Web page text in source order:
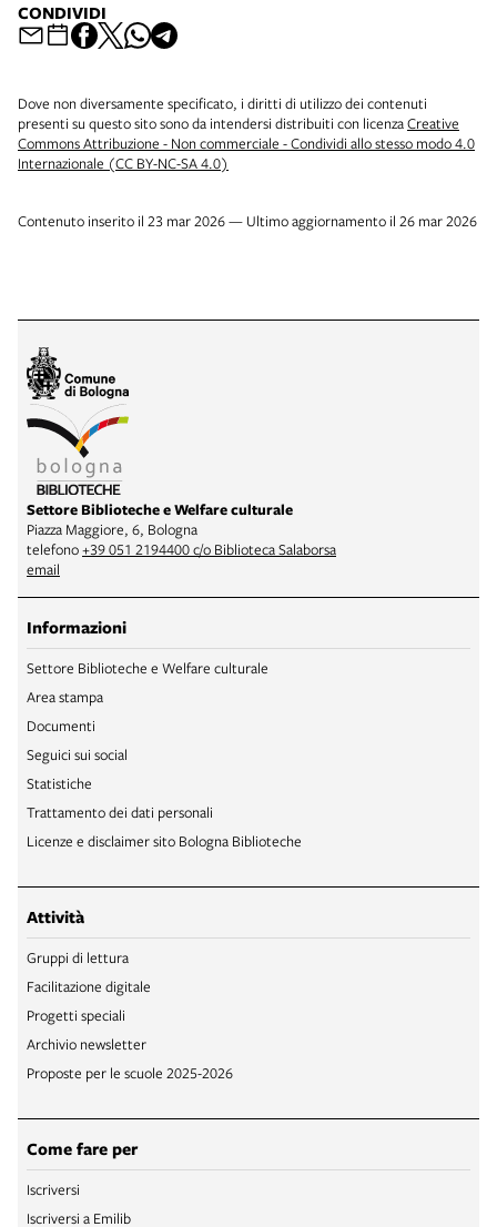
CONDIVIDI
Dove non diversamente specificato, i diritti di utilizzo dei contenuti
presenti su questo sito sono da intendersi distribuiti con licenzaCreative
Commons Attribuzione - Non commerciale - Condividi allo stesso modo 4.0
Internazionale (CC BY-NC-SA 4.0)
Contenuto inserito il 23 mar 2026 — Ultimo aggiornamento il 26 mar 2026
Settore Biblioteche e Welfare culturale
Piazza Maggiore, 6, Bologna
telefono+39 051 2194400 c/o Biblioteca Salaborsa
email
Informazioni
Settore Biblioteche e Welfare culturale
Area stampa
Documenti
Seguici sui social
Statistiche
Trattamento dei dati personali
Licenze e disclaimer sito Bologna Biblioteche
Attività
Gruppi di lettura
Facilitazione digitale
Progetti speciali
Archivio newsletter
Proposte per le scuole 2025-2026
Come fare per
Iscriversi
Iscriversi a Emilib